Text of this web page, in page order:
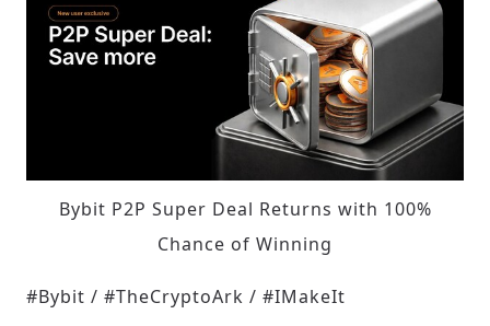
歡迎您加入《旭時報》
請輸入發送到的驗證碼
(十分鐘內有效)
驗證
Bybit P2P Super Deal Returns with 100%
Chance of Winning
#Bybit / #TheCryptoArk / #IMakeIt